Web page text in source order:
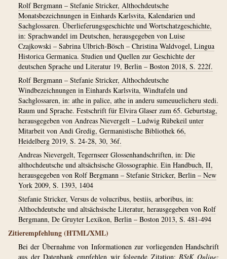
Rolf Bergmann – Stefanie Stricker, Althochdeutsche
Monatsbezeichnungen in Einhards Karlsvita, Kalendarien und
Sachglossaren. Überlieferungsgeschichte und Wortschatzgeschichte,
in: Sprachwandel im Deutschen, herausgegeben von Luise
Czajkowski – Sabrina Ulbrich-Bösch – Christina Waldvogel, Lingua
Historica Germanica. Studien und Quellen zur Geschichte der
deutschen Sprache und Literatur 19, Berlin – Boston 2018, S. 222f.
Rolf Bergmann – Stefanie Stricker, Althochdeutsche
Windbezeichnungen in Einhards Karlsvita, Windtafeln und
Sachglossaren, in: athe in palice, athe in anderu sumeuuelicheru stedi.
Raum und Sprache. Festschrift für Elvira Glaser zum 65. Geburtstag,
herausgegeben von Andreas Nievergelt – Ludwig Rübekeil unter
Mitarbeit von Andi Gredig, Germanistische Bibliothek 66,
Heidelberg 2019, S. 24-28, 30, 36f.
Andreas Nievergelt, Tegernseer Glossenhandschriften, in: Die
althochdeutsche und altsächsische Glossographie. Ein Handbuch, II,
herausgegeben von Rolf Bergmann – Stefanie Stricker, Berlin – New
York 2009, S. 1393, 1404
Stefanie Stricker, Versus de volucribus, bestiis, arboribus, in:
Althochdeutsche und altsächsische Literatur, herausgegeben von Rolf
Bergmann, De Gruyter Lexikon, Berlin – Boston 2013, S. 481-494
Zitierempfehlung (HTML/XML)
Bei der Übernahme von Informationen zur vorliegenden Handschrift
aus der Datenbank empfehlen wir folgende Zitation: BStK Online: